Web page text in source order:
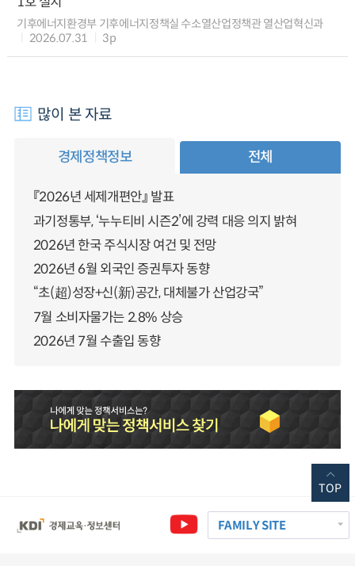
기후에너지환경부 기후에너지정책실 수소열산업정책관 열산업혁신과
2026.07.31
3p
많이 본 자료
경제정책정보 전체
『2026년 세제개편안』 발표
과기정통부, ‘누누티비 시즌2’에 강력 대응 의지 밝혀
2026년 한국 주식시장 여건 및 전망
2026년 6월 외국인 증권투자 동향
“초(超)성장+신(新)공간, 대체불가 산업강국”
7월 소비자물가는 2.8% 상승
2026년 7월 수출입 동향
FAMILY SITE
TOP